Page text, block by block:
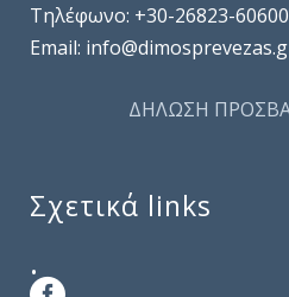
Τηλέφωνo: +30-26823-
Email:
ΔΗΛΩΣΗ
Σχετικά links
.